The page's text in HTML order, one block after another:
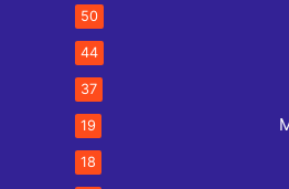
50
44
37
19
18